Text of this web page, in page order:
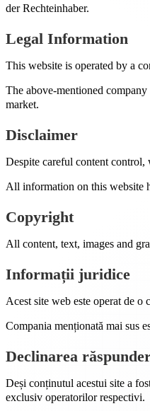
der Rechteinhaber.
Legal Information
This website is operated by a
The above-mentioned
market.
Disclaimer
Despite careful content control,
All information on this website
Copyright
All content, text, images and
Informații juridice
Acest site web este operat de
Compania menționată mai sus
Declinarea
Deși conținutul acestui site a
exclusiv operatorilor respectivi.